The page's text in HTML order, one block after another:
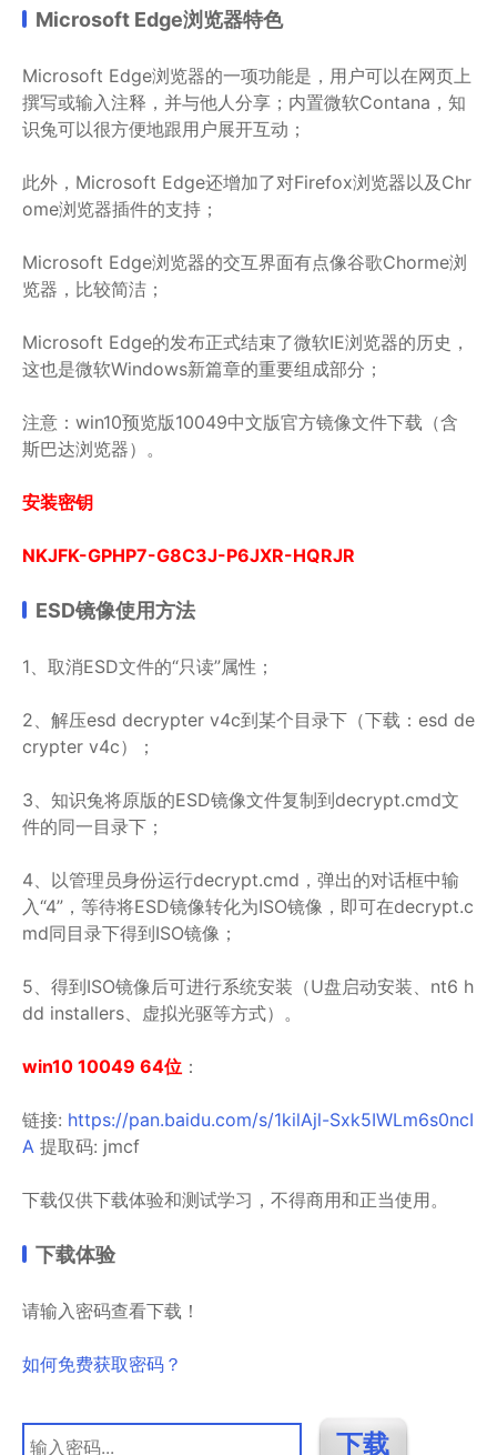
Microsoft Edge浏览器特色
Microsoft Edge浏览器的一项功能是，用户可以在网页上
撰写或输入注释，并与他人分享；内置微软Contana，知
识兔可以很方便地跟用户展开互动；
此外，Microsoft Edge还增加了对Firefox浏览器以及Chr
ome浏览器插件的支持；
Microsoft Edge浏览器的交互界面有点像谷歌Chorme浏
览器，比较简洁；
Microsoft Edge的发布正式结束了微软IE浏览器的历史，
这也是微软Windows新篇章的重要组成部分；
注意：win10预览版10049中文版官方镜像文件下载（含
斯巴达浏览器）。
安装密钥
NKJFK-GPHP7-G8C3J-P6JXR-HQRJR
ESD镜像使用方法
1、取消ESD文件的“只读”属性；
2、解压esd decrypter v4c到某个目录下（下载：esd de
crypter v4c）；
3、知识兔将原版的ESD镜像文件复制到decrypt.cmd文
件的同一目录下；
4、以管理员身份运行decrypt.cmd，弹出的对话框中输
入“4”，等待将ESD镜像转化为ISO镜像，即可在decrypt.c
md同目录下得到ISO镜像；
5、得到ISO镜像后可进行系统安装（U盘启动安装、nt6 h
dd installers、虚拟光驱等方式）。
win10 10049 64位 ：
链接: https://pan.baidu.com/s/1kilAjl-Sxk5IWLm6s0ncI
A 提取码: jmcf
下载仅供下载体验和测试学习，不得商用和正当使用。
下载体验
请输入密码查看下载！
如何免费获取密码？